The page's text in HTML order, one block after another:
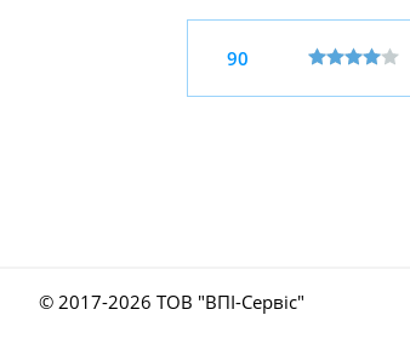
90
© 2017-2026 ТОВ "ВПІ-Сервіс"